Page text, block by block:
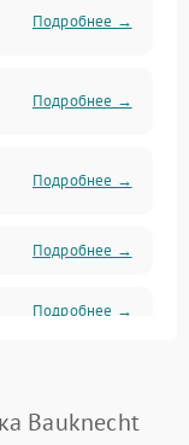
Подробнее →
Подробнее →
Подробнее →
Подробнее →
Подробнее →
Подробнее →
Bauknecht